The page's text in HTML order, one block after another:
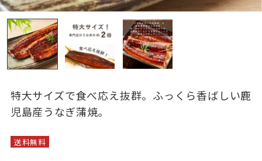
特大サイズで食べ応え抜群。ふっくら香ばしい鹿
児島産うなぎ蒲焼。
送料無料